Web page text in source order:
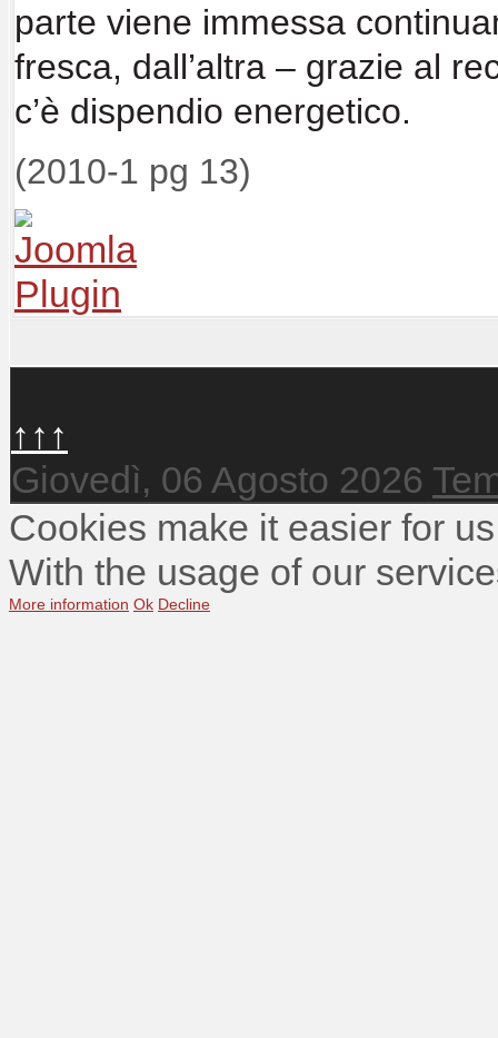
parte viene immessa
fresca, dall’altra – grazie al
c’è dispendio energetico.
(2010-1 pg 13)
↑↑↑
Giovedì, 06 Agosto 2026
Cookies make it easier for
With the usage of our
More information Ok Decline